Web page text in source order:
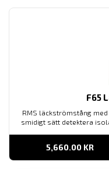
F65
RMS läckströmstång med
smidigt sätt detektera
5,660.00 KR